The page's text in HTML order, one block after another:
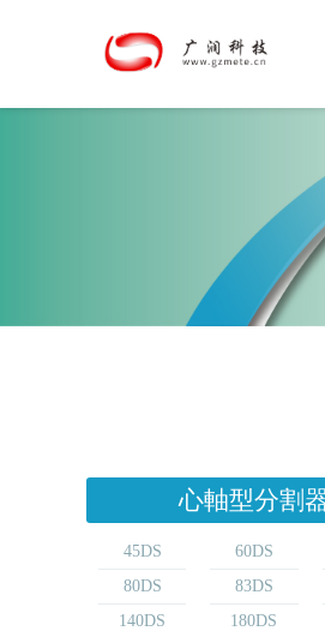
心軸型分割
45DS 60DS
80DS
83DS
140DS
180DS